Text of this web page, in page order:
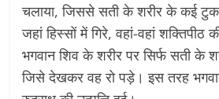
चलाया, जिससे सती के शरीर के कई
जहां हिस्सों में गिरे, वहां-वहां
भगवान शिव के शरीर पर सिर्फ सती के
जिसे देखकर वह रो पड़े। इस तरह